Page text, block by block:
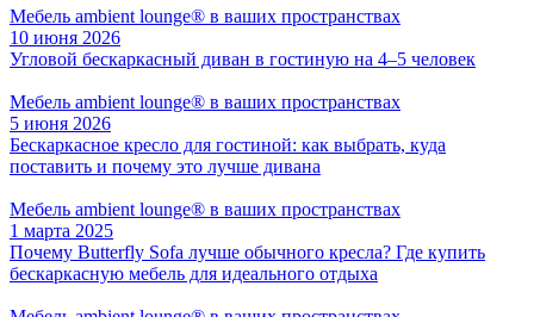
Мебель ambient lounge® в ваших пространствах
10 июня 2026
Угловой бескаркасный диван в гостиную на 4–5 человек
Мебель ambient lounge® в ваших пространствах
5 июня 2026
Бескаркасное кресло для гостиной: как выбрать, куда
поставить и почему это лучше дивана
Мебель ambient lounge® в ваших пространствах
1 марта 2025
Почему Butterfly Sofa лучше обычного кресла? Где купить
бескаркасную мебель для идеального отдыха